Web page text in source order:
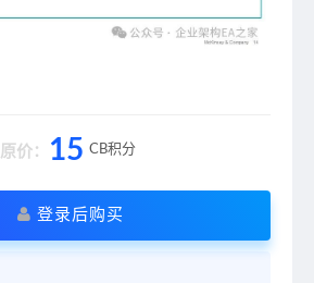
原价： 15 CB积分
登录后购买